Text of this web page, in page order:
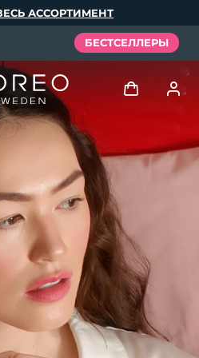
АССОРТИМЕНТ
БЕСТСЕЛЛЕРЫ
Войти
Профиль пользователя
Мои приборы
Мои заказы
Мои адреса
Мои подписки
Elixir
Set
Español
Português
Русский
繁體中文